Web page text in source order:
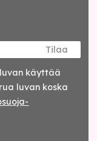
Tilaa
käyttää
luvan koska